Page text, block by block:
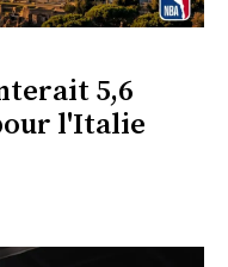
5,6
l'Italie